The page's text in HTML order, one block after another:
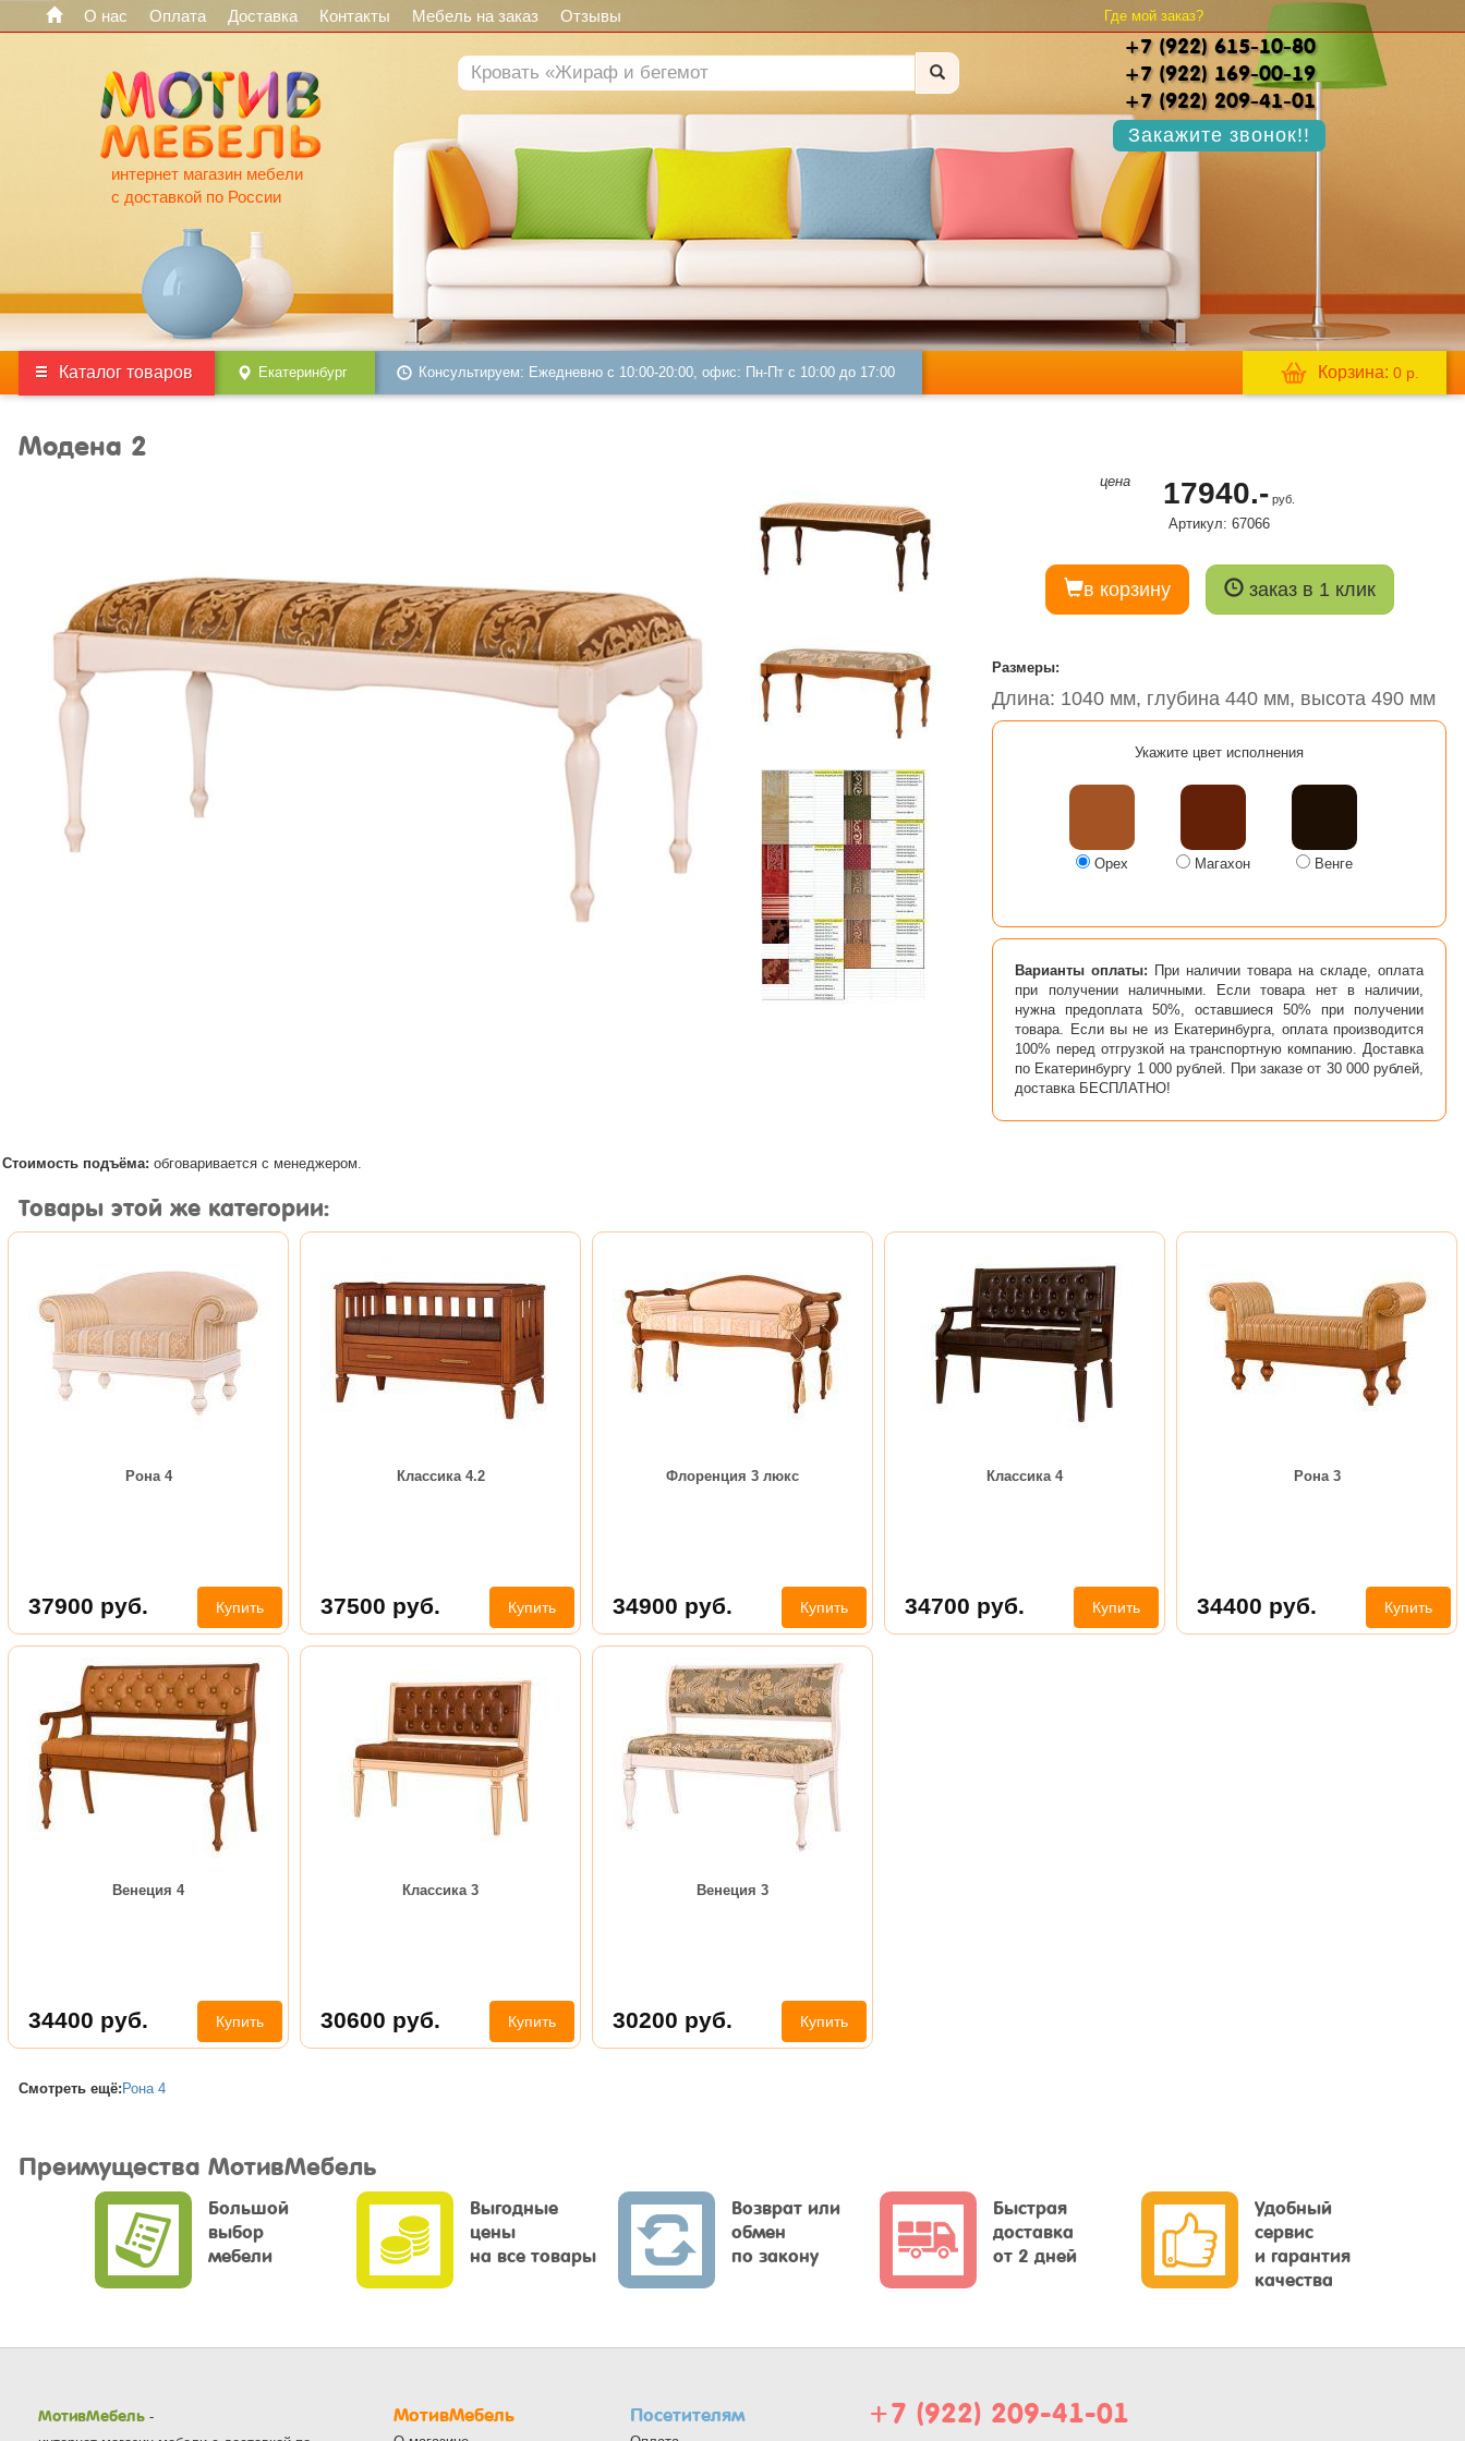
О нас Оплата Доставка Контакты Мебель на заказ Отзывы Где мой заказ?
интернет магазин мебели
с доставкой по России
+7 (922) 615-10-80
+7 (922) 169-00-19
+7 (922) 209-41-01
Закажите звонок!!
Каталог товаров Екатеринбург Консультируем: Ежедневно с 10:00-20:00, офис: Пн-Пт с 10:00 до 17:00 Корзина: 0 р.
Модена 2
цена 17940.-руб.
Артикул: 67066
в корзину заказ в 1 клик
Размеры:
Длина: 1040 мм, глубина 440 мм, высота 490 мм
Укажите цвет исполнения
Орех Магахон Венге
Варианты оплаты: При наличии товара на складе, оплата
при получении наличными. Если товара нет в наличии,
нужна предоплата 50%, оставшиеся 50% при получении
товара. Если вы не из Екатеринбурга, оплата производится
100% перед отгрузкой на транспортную компанию. Доставка
по Екатеринбургу 1 000 рублей. При заказе от 30 000 рублей,
доставка БЕСПЛАТНО!
Стоимость подъёма: обговаривается с менеджером.
Товары этой же категории:
Рона 4
37900 руб. Купить
Классика 4.2
37500 руб. Купить
Флоренция 3 люкс
34900 руб. Купить
Классика 4
34700 руб. Купить
Рона 3
34400 руб. Купить
Венеция 4
34400 руб. Купить
Классика 3
30600 руб. Купить
Венеция 3
30200 руб. Купить
Смотреть ещё: Рона 4
Преимущества МотивМебель
Большой
выбор
мебели
Выгодные
цены
на все товары
Возврат или
обмен
по закону
Быстрая
доставка
от 2 дней
Удобный
сервис
и гарантия
качества
МотивМебель -
МотивМебель Посетителям
+7 (922) 209-41-01